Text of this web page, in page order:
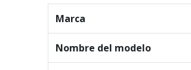
Marca
Nombre del modelo